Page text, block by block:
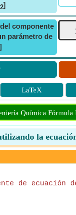
2]
componente
parámetro de
]
LaTeX
Química Fórmula
la
de ecuación